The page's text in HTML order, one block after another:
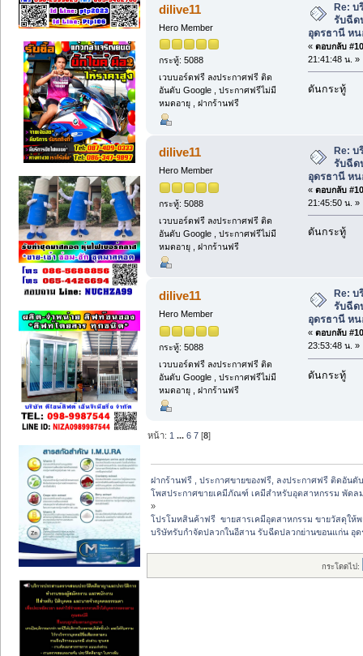
dilive11
Hero Member
กระทู้: 5088
เวบบอร์ดฟรี ลงประกาศฟรี ติด
อันดับ Google , ประกาศฟรีไม่มี
หมดอายุ , ฝากร้านฟรี
Re: บ
รับฉีด
อุดรธานี หน
« ตอบกลับ
21:41:48 น. »
ดันกระทู้
dilive11
Hero Member
กระทู้: 5088
เวบบอร์ดฟรี ลงประกาศฟรี ติด
อันดับ Google , ประกาศฟรีไม่มี
หมดอายุ , ฝากร้านฟรี
Re: บ
รับฉีด
อุดรธานี หน
« ตอบกลับ
21:45:50 น. »
ดันกระทู้
dilive11
Hero Member
กระทู้: 5088
เวบบอร์ดฟรี ลงประกาศฟรี ติด
อันดับ Google , ประกาศฟรีไม่มี
หมดอายุ , ฝากร้านฟรี
Re:
รับฉีด
อุดรธานี หน
« ตอบกลับ
23:53:48 น. »
ดันกระทู้
หน้า: 1 ...6 7 [8]
ฝากร้านฟรี , ประกาศขายของฟรี, ลงประกาศฟรี ติดอันดั
โพสประกาศขายเคมีภัณฑ์ เคมีสำหรับอุตสาหกรรม พัดล
»
โปรโมทสินค้าฟรี  ขายสารเคมีอุตสาหกรรม ขายวัสดุให้พ
บริษัทรับกำจัดปลวกในอีสาน รับฉีดปลวกย่านขอนแก่น อุ
กระโดดไป: